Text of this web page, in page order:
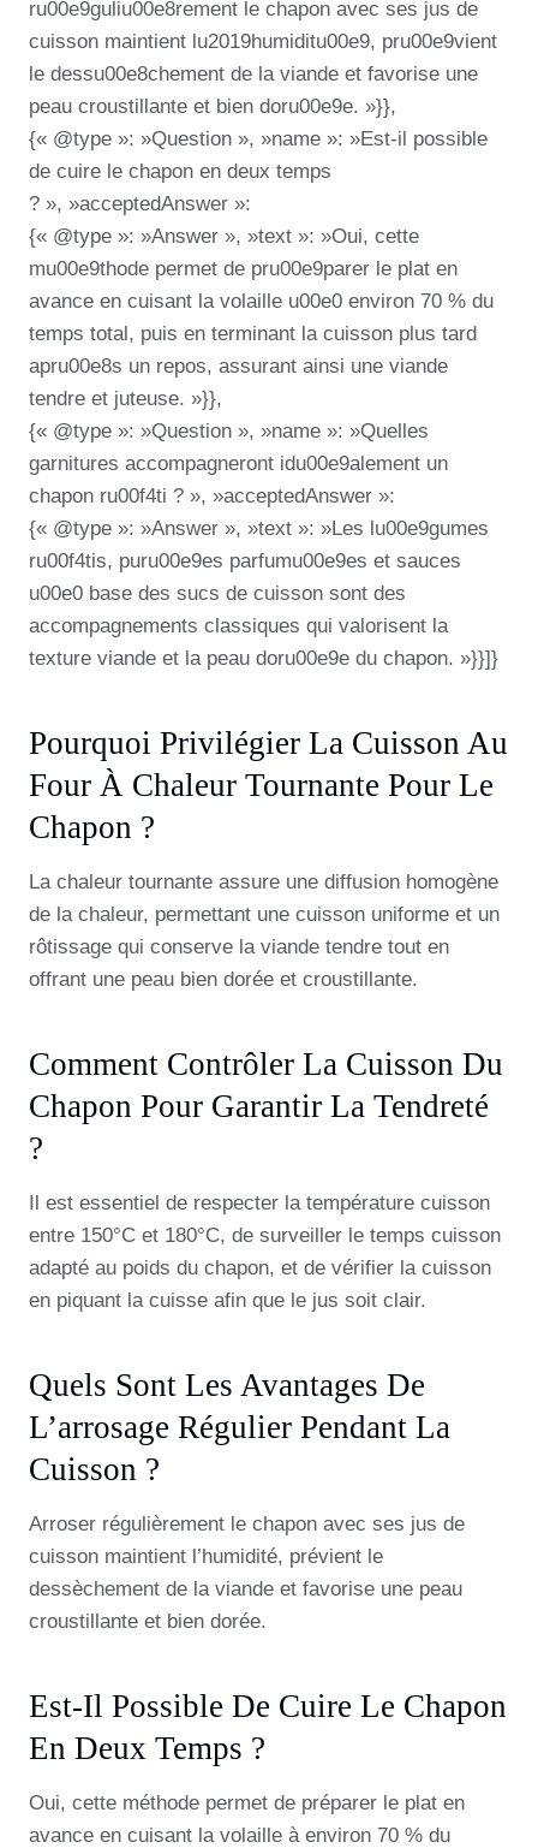
ru00e9guliu00e8rement le chapon avec ses jus de
cuisson maintient lu2019humiditu00e9, pru00e9vient
le dessu00e8chement de la viande et favorise une
peau croustillante et bien doru00e9e. »}},
{« @type »: »Question », »name »: »Est-il possible
de cuire le chapon en deux temps
? », »acceptedAnswer »:
{« @type »: »Answer », »text »: »Oui, cette
mu00e9thode permet de pru00e9parer le plat en
avance en cuisant la volaille u00e0 environ 70 % du
temps total, puis en terminant la cuisson plus tard
apru00e8s un repos, assurant ainsi une viande
tendre et juteuse. »}},
{« @type »: »Question », »name »: »Quelles
garnitures accompagneront idu00e9alement un
chapon ru00f4ti ? », »acceptedAnswer »:
{« @type »: »Answer », »text »: »Les lu00e9gumes
ru00f4tis, puru00e9es parfumu00e9es et sauces
u00e0 base des sucs de cuisson sont des
accompagnements classiques qui valorisent la
texture viande et la peau doru00e9e du chapon. »}}]}
Pourquoi Privilégier La Cuisson Au
Four À Chaleur Tournante Pour Le
Chapon ?
La chaleur tournante assure une diffusion homogène
de la chaleur, permettant une cuisson uniforme et un
rôtissage qui conserve la viande tendre tout en
offrant une peau bien dorée et croustillante.
Comment Contrôler La Cuisson Du
Chapon Pour Garantir La Tendreté
?
Il est essentiel de respecter la température cuisson
entre 150°C et 180°C, de surveiller le temps cuisson
adapté au poids du chapon, et de vérifier la cuisson
en piquant la cuisse afin que le jus soit clair.
Quels Sont Les Avantages De
L’arrosage Régulier Pendant La
Cuisson ?
Arroser régulièrement le chapon avec ses jus de
cuisson maintient l’humidité, prévient le
dessèchement de la viande et favorise une peau
croustillante et bien dorée.
Est-Il Possible De Cuire Le Chapon
En Deux Temps ?
Oui, cette méthode permet de préparer le plat en
avance en cuisant la volaille à environ 70 % du